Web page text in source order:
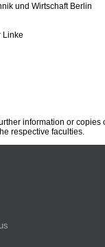
und Wirtschaft Berlin
Linke
information or copies
respective faculties.